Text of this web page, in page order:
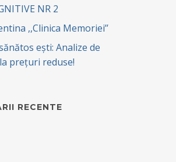
NR 2
,,Clinica Memoriei’’
ești: Analize de
prețuri reduse!
RECENTE